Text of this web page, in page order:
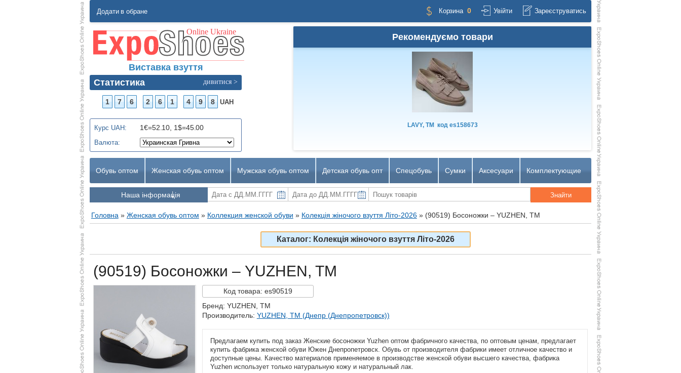
Додати в обране Корзина 0 Увійти Зареєструватись
Виставка взуття
Статистика
дивитися >
1 7 6 2 6 1 4 9 8 UAH
Курс UAH: 1€=52.10, 1$=45.00
Валюта:
Рекомендуємо товари
LAVY, TM кодes158673
Обувь оптом Женская обувь оптом Мужская обувь оптом Детская обувь опт Спецобувь Сумки Аксесуари Комплектующие
Наша інформація
Головна » Женская обувь оптом » Коллекция женской обуви » Колекція жіночого взуття Літо-2026» (90519) Босоножки – YUZHEN, TM
Каталог: Колекція жіночого взуття Літо-2026
(90519) Босоножки – YUZHEN, TM
Кодтовара: es90519
Бренд: YUZHEN, TM
Производитель: YUZHEN, TM (Днепр (Днепропетровск))
Предлагаем купить под заказ Женские босоножки Yuzhen оптом фабричного качества, по оптовым ценам, предлагает
купить фабрика женской обуви Южен Днепропетровск. Обувь от производителя фабрики имеет отличное качество и
доступные цены. Качество материалов применяемое в производстве женской обуви высшего качества, фабрика
Yuzhen использует только натуральную кожу и натуральный лак.